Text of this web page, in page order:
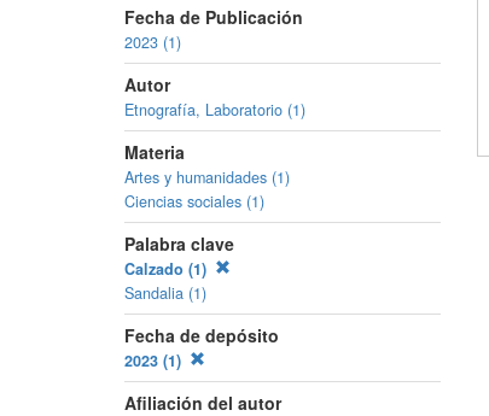
Fecha de Publicación
2023 (1)
Autor
Etnografía, Laboratorio (1)
Materia
Artes y humanidades (1)
Ciencias sociales (1)
Palabra clave
Calzado (1)
Sandalia (1)
Fecha de depósito
2023 (1)
Afiliación del autor